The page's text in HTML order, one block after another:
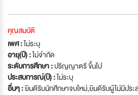
คุณสมบัติ
เพศ :ไม่ระบุ
อายุ(ปี) :ไม่จำกัด
ระดับการศึกษา :ปริญญาตรี ขึ้นไป
ประสบการณ์(ปี) :ไม่ระบุ
อื่นๆ :ยินดีรับนักศึกษาจบใหม่,ยินดีรับผู้ไม่มีปร